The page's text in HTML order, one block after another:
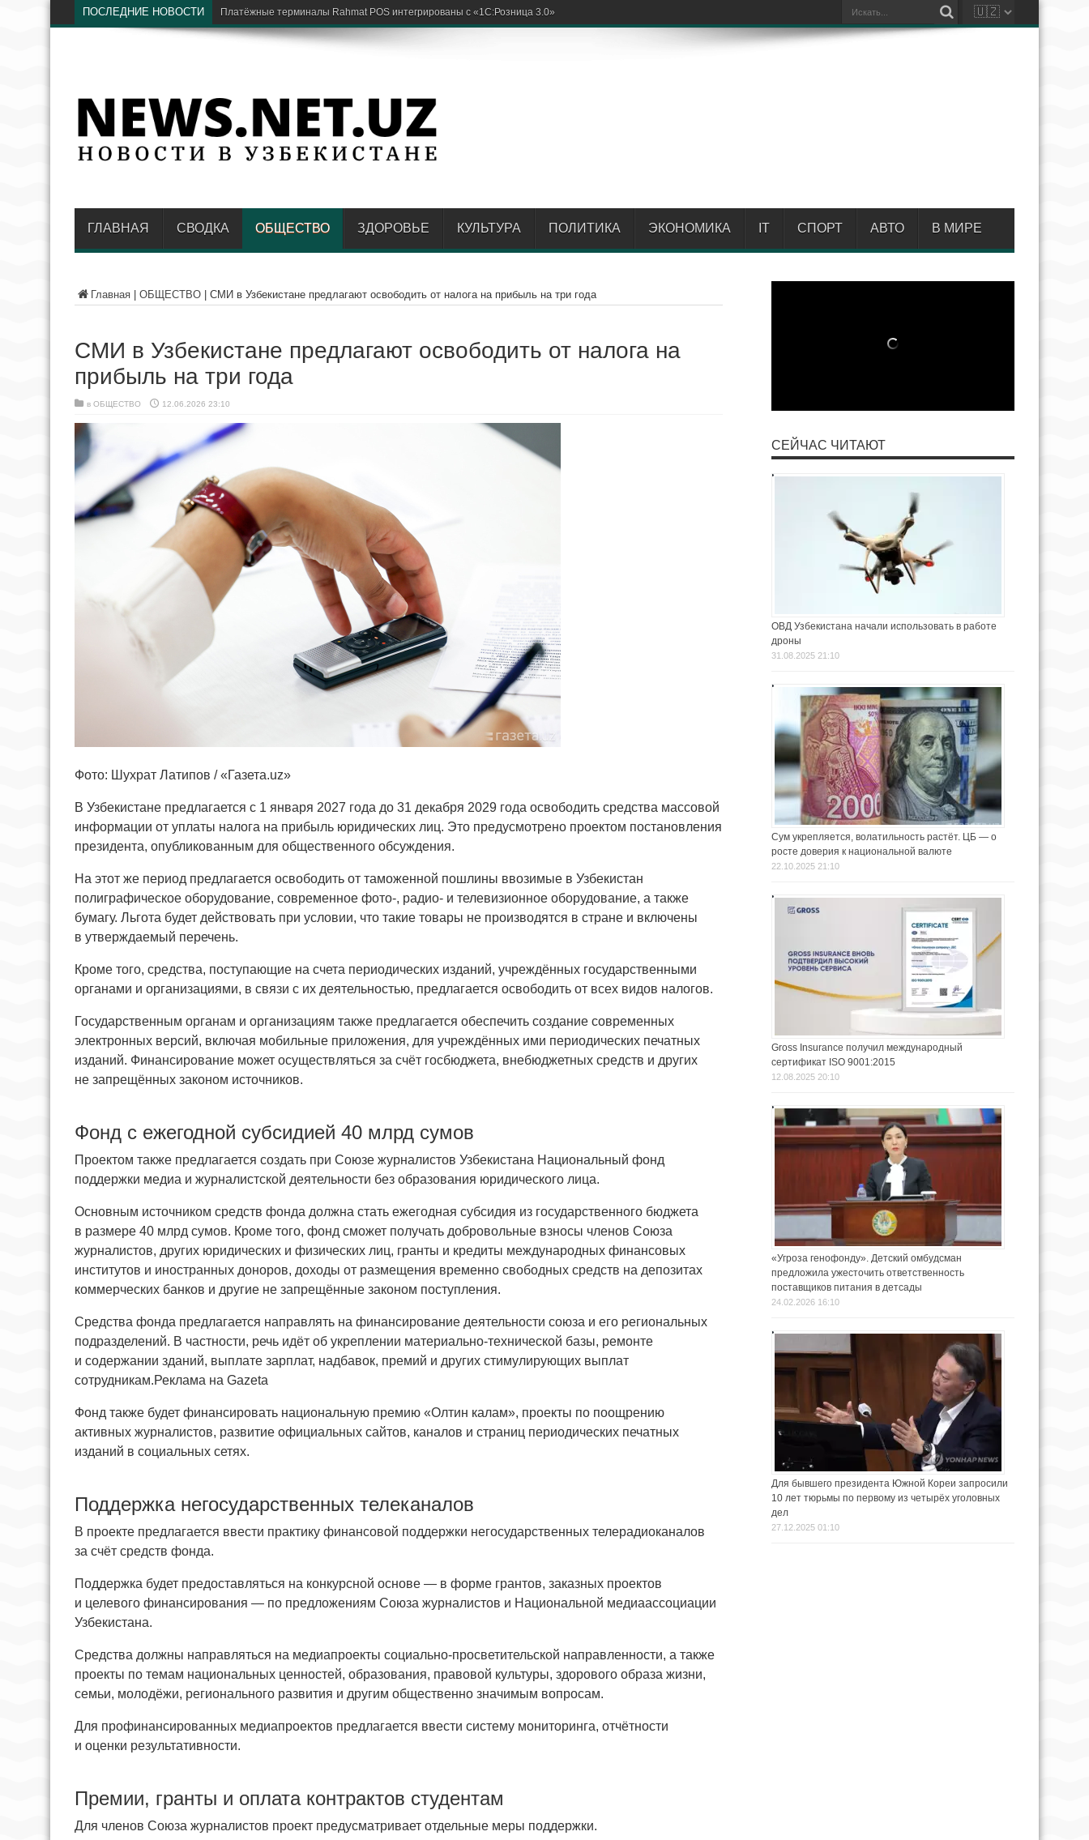
ПОСЛЕДНИЕ НОВОСТИ В Национальном парке в Т
ГЛАВНАЯ СВОДКА ОБЩЕСТВО ЗДОРОВЬЕ КУЛЬТУРА ПОЛИТИКА ЭКОНОМИКА IT СПОРТ АВТО В МИРЕ
Главная ОБЩЕСТВО СМИ в Узбекистане предлагают освободить от налога на прибыль на три года
СМИ в Узбекистане предлагают освободить от налога на
прибыль на три года
в ОБЩЕСТВО 12.06.2026 23:10
Фото: Шухрат Латипов / «Газета.uz»
В Узбекистане предлагается с 1 января 2027 года до 31 декабря 2029 года освободить средства массовой
информации от уплаты налога на прибыль юридических лиц. Это предусмотрено проектом постановления
президента, опубликованным для общественного обсуждения.
На этот же период предлагается освободить от таможенной пошлины ввозимые в Узбекистан
полиграфическое оборудование, современное фото-, радио- и телевизионное оборудование, а также
бумагу. Льгота будет действовать при условии, что такие товары не производятся в стране и включены
в утверждаемый перечень.
Кроме того, средства, поступающие на счета периодических изданий, учреждённых государственными
органами и организациями, в связи с их деятельностью, предлагается освободить от всех видов налогов.
Государственным органам и организациям также предлагается обеспечить создание современных
электронных версий, включая мобильные приложения, для учреждённых ими периодических печатных
изданий. Финансирование может осуществляться за счёт госбюджета, внебюджетных средств и других
не запрещённых законом источников.
Фонд с ежегодной субсидией 40 млрд сумов
Проектом также предлагается создать при Союзе журналистов Узбекистана Национальный фонд
поддержки медиа и журналистской деятельности без образования юридического лица.
Основным источником средств фонда должна стать ежегодная субсидия из государственного бюджета
в размере 40 млрд сумов. Кроме того, фонд сможет получать добровольные взносы членов Союза
журналистов, других юридических и физических лиц, гранты и кредиты международных финансовых
институтов и иностранных доноров, доходы от размещения временно свободных средств на депозитах
коммерческих банков и другие не запрещённые законом поступления.
Средства фонда предлагается направлять на финансирование деятельности союза и его региональных
подразделений. В частности, речь идёт об укреплении материально-технической базы, ремонте
и содержании зданий, выплате зарплат, надбавок, премий и других стимулирующих выплат
сотрудникам.Реклама на Gazeta
Фонд также будет финансировать национальную премию «Олтин калам», проекты по поощрению
активных журналистов, развитие официальных сайтов, каналов и страниц периодических печатных
изданий в социальных сетях.
Поддержка негосударственных телеканалов
В проекте предлагается ввести практику финансовой поддержки негосударственных телерадиоканалов
за счёт средств фонда.
Поддержка будет предоставляться на конкурсной основе — в форме грантов, заказных проектов
и целевого финансирования — по предложениям Союза журналистов и Национальной медиаассоциации
Узбекистана.
Средства должны направляться на медиапроекты социально-просветительской направленности, а также
проекты по темам национальных ценностей, образования, правовой культуры, здорового образа жизни,
семьи, молодёжи, регионального развития и другим общественно значимым вопросам.
Для профинансированных медиапроектов предлагается ввести систему мониторинга, отчётности
и оценки результативности.
Премии, гранты и оплата контрактов студентам
Для членов Союза журналистов проект предусматривает отдельные меры поддержки.
СЕЙЧАС ЧИТАЮТ
ОВД Узбекистана начали использовать в работе
дроны
31.08.2025 21:10
Сум укрепляется, волатильность растёт. ЦБ — о
росте доверия к национальной валюте
22.10.2025 21:10
Gross Insurance получил международный
сертификат ISO 9001:2015
12.08.2025 20:10
«Угроза генофонду». Детский омбудсман
предложила ужесточить ответственность
поставщиков питания в детсады
24.02.2026 16:10
Для бывшего президента Южной Кореи запросили
10 лет тюрьмы по первому из четырёх уголовных
дел
27.12.2025 01:10